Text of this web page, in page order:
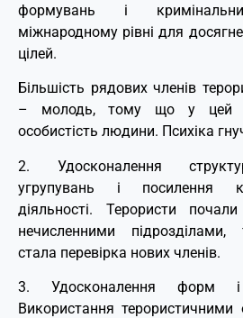
формувань і
міжнародному рівні для
цілей.
Більшість рядових членів
– молодь, тому що у цей
особистість людини. Психіка
2. Удосконалення
угрупувань і посилення
діяльності. Терористи
нечисленними
стала перевірка нових членів.
3. Удосконалення форм і
Використання терористичними